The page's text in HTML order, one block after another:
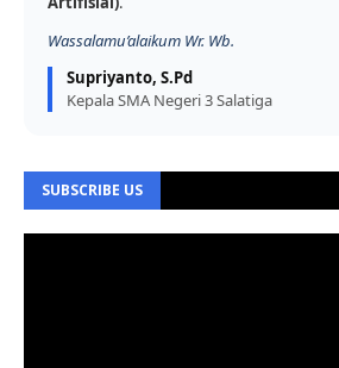
Wassalamu’alaikum Wr. Wb.
Supriyanto, S.Pd
Kepala SMA Negeri 3 Salatiga
SUBSCRIBE US